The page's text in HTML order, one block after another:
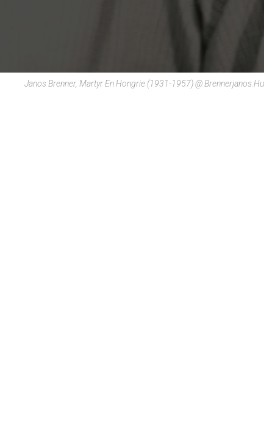
Janos Brenner, Martyr En Hongrie (1931-1957) @ Brennerjanos.hu